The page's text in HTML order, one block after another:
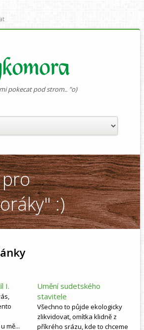
pokecat pod strom.. "o)
:)
I.
mě...
Umění sudetského
stavitele
Všechno to půjde ekologicky
zlikvidovat, omítka klidně z
příkrého srázu, kde to chceme